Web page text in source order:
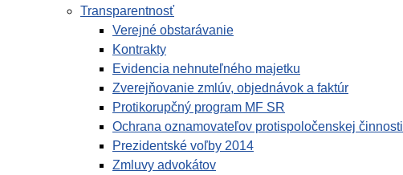
Transparentnosť
Verejné obstarávanie
Kontrakty
Evidencia nehnuteľného majetku
Zverejňovanie zmlúv, objednávok a faktúr
Protikorupčný program MF SR
Ochrana oznamovateľov protispoločenskej činnosti
Prezidentské voľby 2014
Zmluvy advokátov